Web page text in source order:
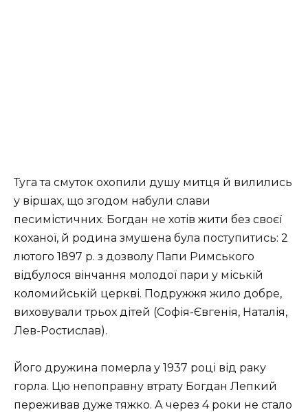
Туга та смуток охопили душу митця й вилились
у віршах, що згодом набули слави
песимістичних. Богдан не хотів жити без своєї
коханої, й родина змушена була поступитись: 2
лютого 1897 р. з дозволу Папи Римського
відбулося вінчання молодої пари у міській
коломийській церкві. Подружжя жило добре,
виховували трьох дітей (Софія-Євгенія, Наталія,
Лев-Ростислав).
Його дружина померла у 1937 році від раку
горла. Цю непоправну втрату Богдан Лепкий
переживав дуже тяжко. А через 4 роки не стало